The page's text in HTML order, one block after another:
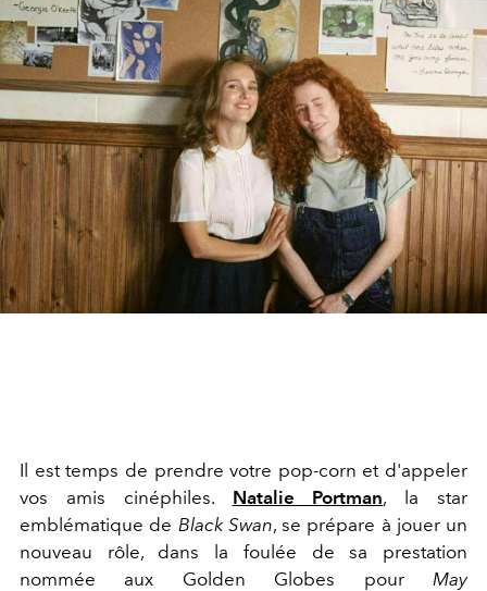
Il est temps de prendre votre pop-corn et d'appeler
vos amis cinéphiles. Natalie Portman, la star
emblématique de Black Swan, se prépare à jouer un
nouveau rôle, dans la foulée de sa prestation
nommée aux Golden Globes pour May